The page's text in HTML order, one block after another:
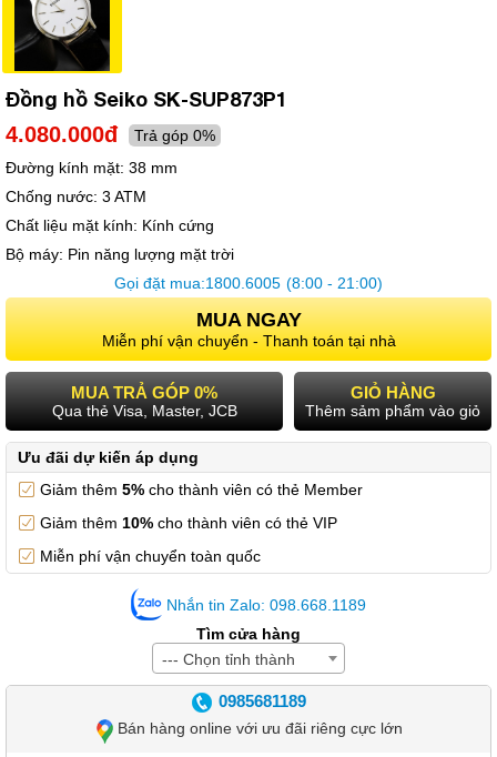
Đồng hồ Seiko SK-SUP873P1
4.080.000đ
Trả góp 0%
Đường kính mặt: 38 mm
Chống nước: 3 ATM
Chất liệu mặt kính: Kính cứng
Bộ máy: Pin năng lượng mặt trời
Gọi đặt mua:1800.6005 (8:00 - 21:00)
MUA NGAY
Miễn phí vận chuyển - Thanh toán tại nhà
MUA TRẢ GÓP 0%
Qua thẻ Visa, Master, JCB
GIỎ HÀNG
Thêm sảm phẩm vào giỏ
Ưu đãi dự kiến áp dụng
Giảm thêm 5% cho thành viên có thẻ Member
Giảm thêm 10% cho thành viên có thẻ VIP
Miễn phí vận chuyển toàn quốc
Nhắn tin Zalo: 098.668.1189
Tìm cửa hàng
--- Chọn tỉnh thành
0985681189
Bán hàng online với ưu đãi riêng cực lớn